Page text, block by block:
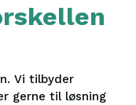
Vi tilbyder
gerne til løsning